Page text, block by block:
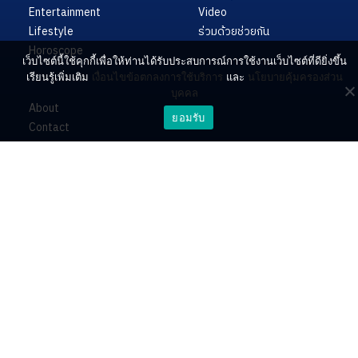
Entertainment
Lifestyle
Horoscope
Video
ร่วมด้วยช่วยกัน
About
Contact
PR by Dataxet
เว็บไซต์นี้ใช้คุกกี้เพื่อให้ท่านได้รับประสบการณ์การใช้งานเว็บไซต์ที่ดียิ่งขึ้น
เรียนรู้เพิ่มเติม เงื่อนไขข้อตกลงการใช้บริการ และ นโยบายคุ้มครองส่วน
บุคคล
ยอมรับ